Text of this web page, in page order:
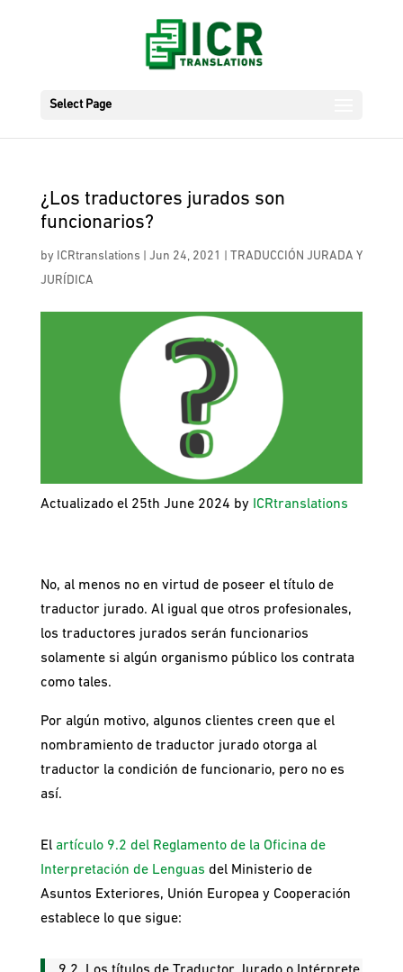
Select Page
¿Los traductores jurados son
funcionarios?
by ICRtranslations Jun 24, 2021
TRADUCCIÓN JURADA Y
JURÍDICA
Actualizado el 25th June 2024 by ICRtranslations
No, al menos no en virtud de poseer el título de
traductor jurado. Al igual que otros profesionales,
los traductores jurados serán funcionarios
solamente si algún organismo público los contrata
como tales.
Por algún motivo, algunos clientes creen que el
nombramiento de traductor jurado otorga al
traductor la condición de funcionario, pero no es
así.
El artículo 9.2 del Reglamento de la Oficina de
Interpretación de Lenguas del Ministerio de
Asuntos Exteriores, Unión Europea y Cooperación
establece lo que sigue: